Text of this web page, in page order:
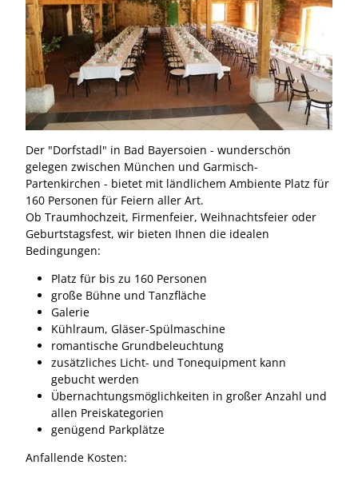
Der "Dorfstadl" in Bad Bayersoien - wunderschön
gelegen zwischen München und Garmisch-
Partenkirchen - bietet mit ländlichem Ambiente Platz für
160 Personen für Feiern aller Art.
Ob Traumhochzeit, Firmenfeier, Weihnachtsfeier oder
Geburtstagsfest, wir bieten Ihnen die idealen
Bedingungen:
Platz für bis zu 160 Personen
große Bühne und Tanzfläche
Galerie
Kühlraum, Gläser-Spülmaschine
romantische Grundbeleuchtung
zusätzliches Licht- und Tonequipment kann
gebucht werden
Übernachtungsmöglichkeiten in großer Anzahl und
allen Preiskategorien
genügend Parkplätze
Anfallende Kosten: